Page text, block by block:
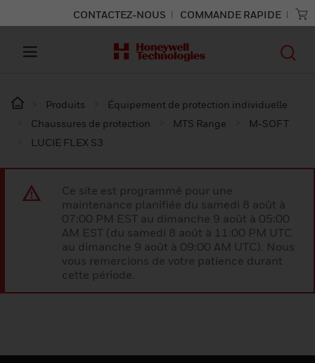
CONTACTEZ-NOUS COMMANDE RAPIDE
Produits
Équipement de protection individuelle
Chaussures de protection
MTS Range
M-SOFT
LUCIE FLEX S3
Ce site est programmé pour une
maintenance planifiée du samedi 8 août à
07:00 PM EST au dimanche 9 août à 05:00
AM EST (du samedi 8 août à 11:00 PM UTC
au dimanche 9 août à 09:00 AM UTC). Nous
vous remercions de votre patience durant
cette période.